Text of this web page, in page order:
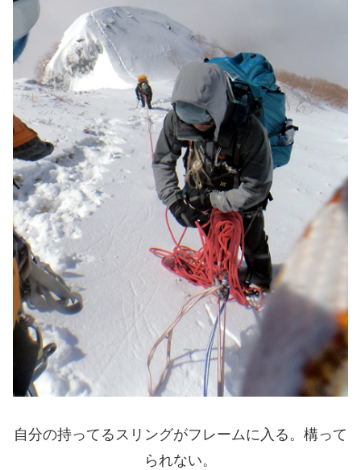
自分の持ってるスリングがフレームに入る。構って
られない。